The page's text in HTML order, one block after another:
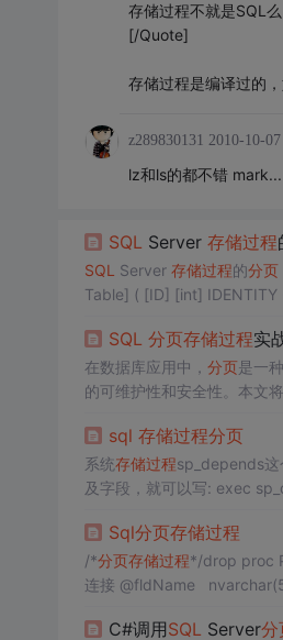
存储过程不就是SQL
[/Quote]
存储过程是编译过的
z289830131 2010-10-07
lz和ls的都不错 mark...
SQL Server 存储过程
SQL Server 存储过程的分页
Table] ( [ID] [int] IDENTITY
SQL 分页存储过程实
在数据库应用中， 分页是一
的可维护性和安全性。本文
sql 存储过程分页
系统存储过程sp_depends这
及字段，就可以写: exec
Sql分页存储过程
/*分页存储过程*/drop proc
连接 @fldName
C#调用SQL Server分